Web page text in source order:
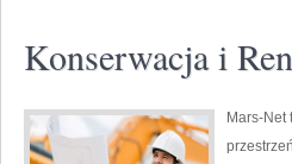
Konserwacja i
Mars-Net